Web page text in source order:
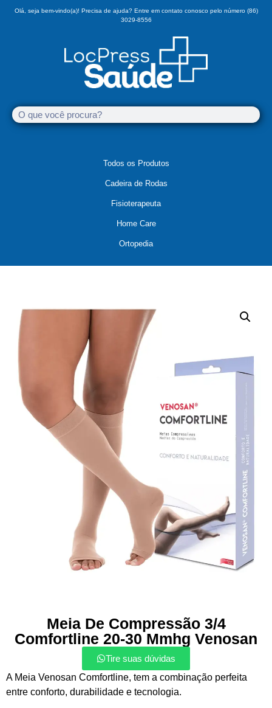
Olá, seja bem-vindo(a)! Precisa de ajuda? Entre em contato conosco pelo número (86)
3029-8556
Todos os Produtos
Cadeira de Rodas
Fisioterapeuta
Home Care
Ortopedia
Meia De Compressão 3/4
Comfortline 20-30 Mmhg Venosan
Tire suas dúvidas
A Meia Venosan Comfortline, tem a combinação perfeita
entre conforto, durabilidade e tecnologia.